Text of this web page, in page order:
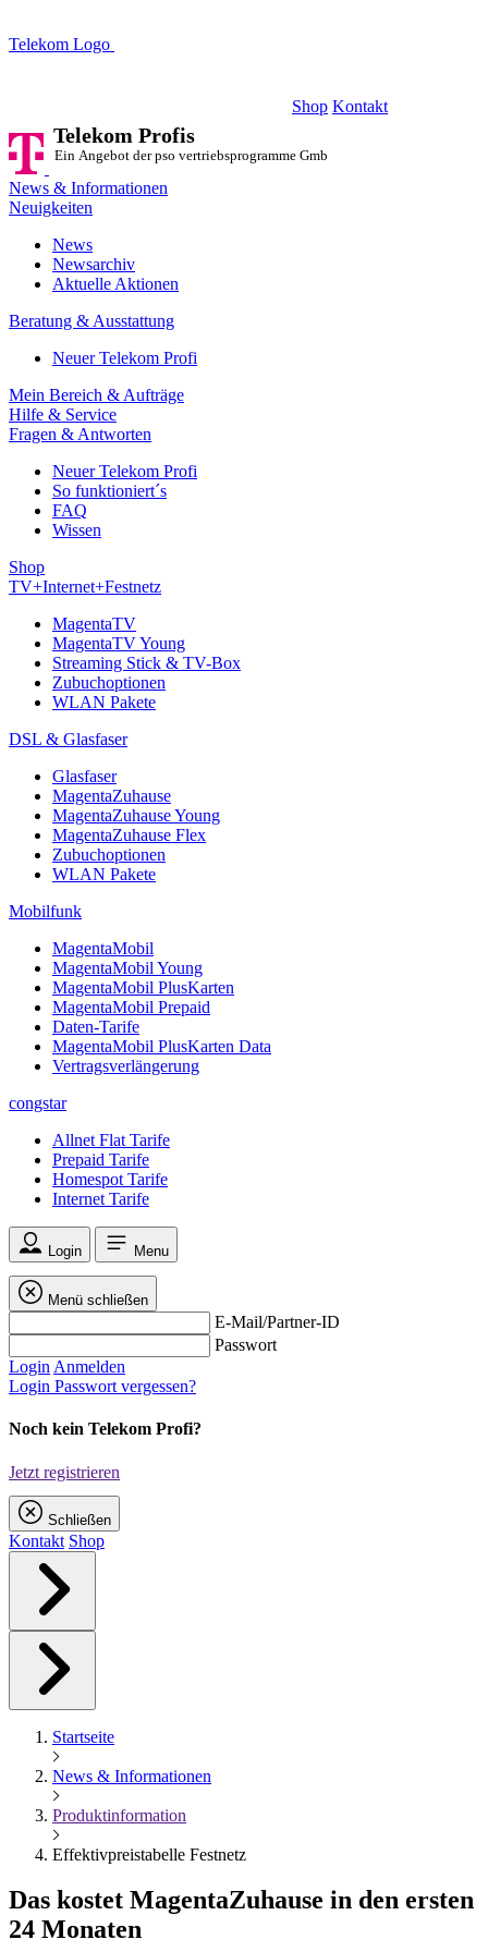
Telekom Logo
Shop Kontakt
Telekom Profis
Ein Angebot der pso vertriebsprogramme GmbH
News & Informationen
Neuigkeiten
News
Newsarchiv
Aktuelle Aktionen
Beratung & Ausstattung
Neuer Telekom Profi
Mein Bereich & Aufträge
Hilfe & Service
Fragen & Antworten
Neuer Telekom Profi
So funktioniert´s
FAQ
Wissen
Shop
TV+Internet+Festnetz
MagentaTV
MagentaTV Young
Streaming Stick & TV-Box
Zubuchoptionen
WLAN Pakete
DSL & Glasfaser
Glasfaser
MagentaZuhause
MagentaZuhause Young
MagentaZuhause Flex
Zubuchoptionen
WLAN Pakete
Mobilfunk
MagentaMobil
MagentaMobil Young
MagentaMobil PlusKarten
MagentaMobil Prepaid
Daten-Tarife
MagentaMobil PlusKarten Data
Vertragsverlängerung
congstar
Allnet Flat Tarife
Prepaid Tarife
Homespot Tarife
Internet Tarife
Login Menu
Menü schließen
E-Mail/Partner-ID
Passwort
Login Anmelden
Login Passwort vergessen?
Noch kein Telekom Profi?
Jetzt registrieren
Schließen
Kontakt Shop
Startseite
News & Informationen
Produktinformation
Effektivpreistabelle Festnetz
Das kostet MagentaZuhause in den ersten
24 Monaten